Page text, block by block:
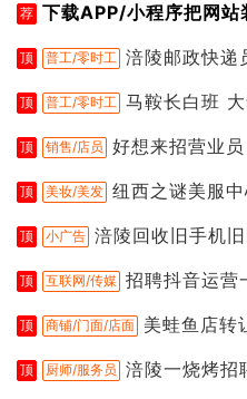
荐 下载APP/小程序把网站
顶 普工/零时工 涪陵邮政快递
顶 普工/零时工 马鞍长白班
顶 销售/店员 好想来招营业员
顶 美妆/美发 纽西之谜美服
顶 小广告 涪陵回收旧手机
顶 互联网/传媒 招聘抖音运营
顶 商铺/门面/店面 美蛙鱼店转
顶 厨师/服务员 涪陵一烧烤招